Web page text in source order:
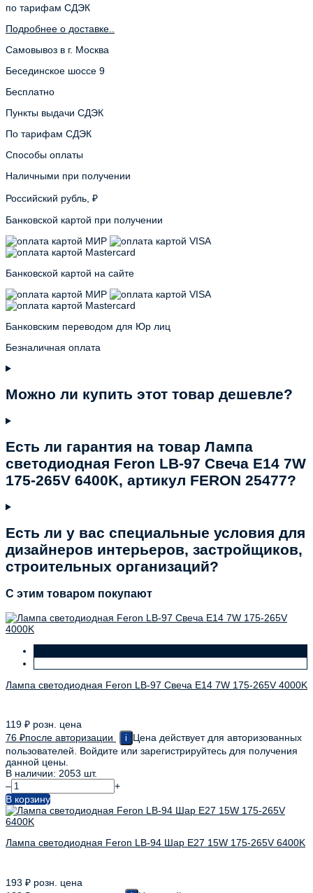
по тарифам СДЭК
Подробнее о доставке..
Самовывоз в г. Москва
Бесединское шоссе 9
Бесплатно
Пункты выдачи СДЭК
По тарифам СДЭК
Способы оплаты
Наличными при получении
Российский рубль, ₽
Банковской картой при получении
Банковской картой на сайте
Банковским переводом для Юр лиц
Безналичная оплата
Можно ли купить этот товар дешевле?
Есть ли гарантия на товар Лампа
светодиодная Feron LB-97 Свеча E14 7W
175-265V 6400K, артикул FERON 25477?
Есть ли у вас специальные условия для
дизайнеров интерьеров, застройщиков,
строительных организаций?
C этим товаром покупают
Лампа светодиодная Feron LB-97 Свеча E14 7W 175-265V 4000K
119 ₽ розн. цена
76 ₽после авторизации i
Цена действует для авторизованных
пользователей. Войдите или зарегистрируйтесь для получения
данной цены.
В наличии: 2053 шт.
–
+
В корзину
Лампа светодиодная Feron LB-94 Шар E27 15W 175-265V 6400K
193 ₽ розн. цена